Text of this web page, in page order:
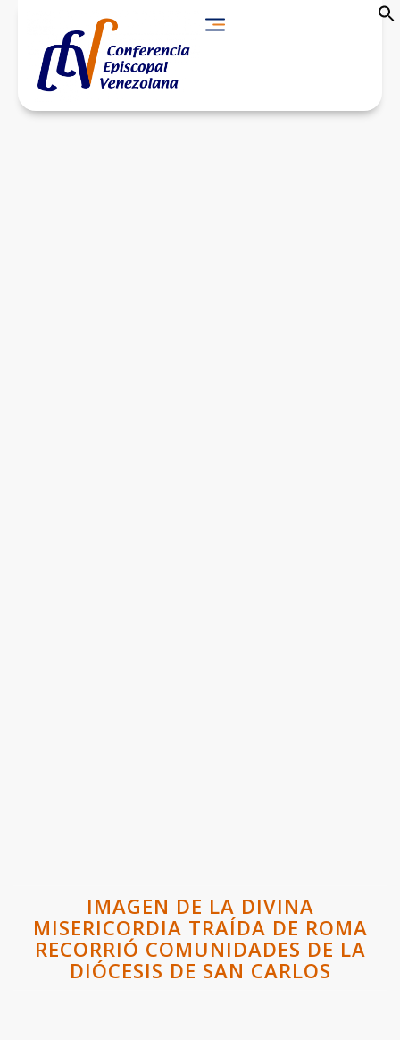
IMAGEN DE LA DIVINA
MISERICORDIA TRAÍDA DE ROMA
RECORRIÓ COMUNIDADES DE LA
DIÓCESIS DE SAN CARLOS